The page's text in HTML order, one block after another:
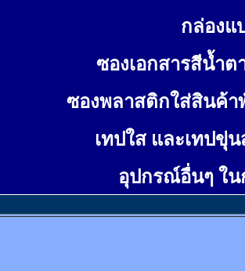
กล่องแ
ซองเอกสารสีน้ำต
ซองพลาสติกใส่สินค้า
เทปใส และเทปขุ่
อุปกรณ์อื่นๆ ใ